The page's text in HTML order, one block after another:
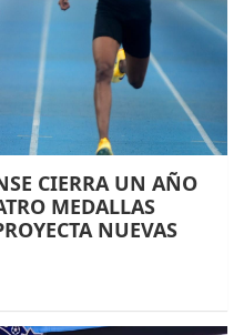
CIERRA UN AÑO
MEDALLAS
NUEVAS